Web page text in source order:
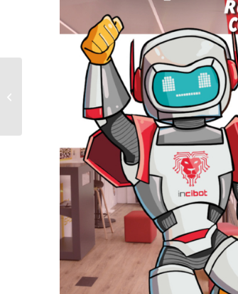
Este fin de semana ha
dado comienzo el
Circuito Interescuelas